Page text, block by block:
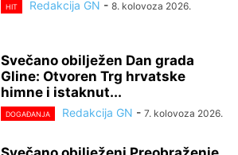
HIT Redakcija GN - 8. kolovoza 2026.
Svečano obilježen Dan grada
Gline: Otvoren Trg hrvatske
himne i istaknut...
DOGAĐANJA Redakcija GN - 7. kolovoza 2026.